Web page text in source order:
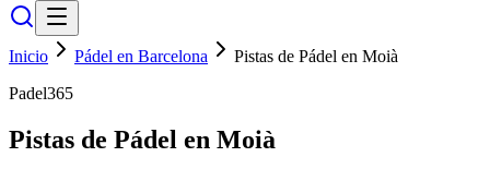
Inicio Pádel en Barcelona
Pistas de Pádel en Moià
Padel365
Pistas de Pádel en Moià